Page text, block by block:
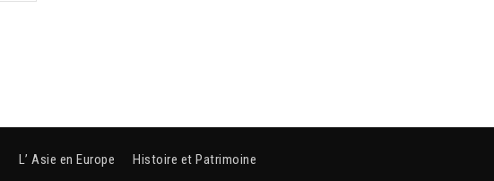
L’ Asie en Europe Histoire et Patrimoine